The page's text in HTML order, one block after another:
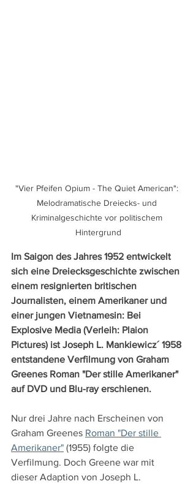
"Vier Pfeifen Opium - The Quiet American":
Melodramatische Dreiecks- und
Kriminalgeschichte vor politischem
Hintergrund
Im Saigon des Jahres 1952 entwickelt
sich eine Dreiecksgeschichte zwischen
einem resignierten britischen
Journalisten, einem Amerikaner und
einer jungen Vietnamesin: Bei
Explosive Media (Verleih: Plaion
Pictures) ist Joseph L. Mankiewicz´ 1958
entstandene Verfilmung von Graham
Greenes Roman "Der stille Amerikaner"
auf DVD und Blu-ray erschienen.
Nur drei Jahre nach Erscheinen von
Graham Greenes Roman "Der stille
Amerikaner" (1955) folgte die
Verfilmung. Doch Greene war mit
dieser Adaption von Joseph L.